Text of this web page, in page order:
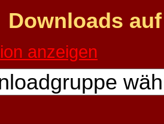
Downloads
anzeigen